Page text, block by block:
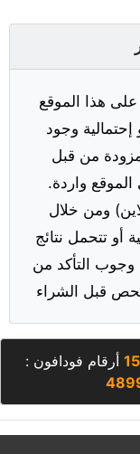
هذا الموقع
وجود
من قبل
الموقع واردة.
ومن خلال
أو تتحمل نتائج
وجوب التأكد من
أرقام فودافون :